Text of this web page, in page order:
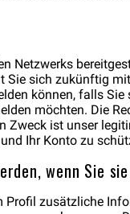
Netzwerks
sich zukünftig
können, falls
möchten. Die
ist unser
Ihr Konto zu
wenn Sie
Profil zusätzliche